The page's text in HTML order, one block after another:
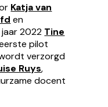
Katja van
en
2022 Tine
pilot
verzorgd
Ruys,
docent